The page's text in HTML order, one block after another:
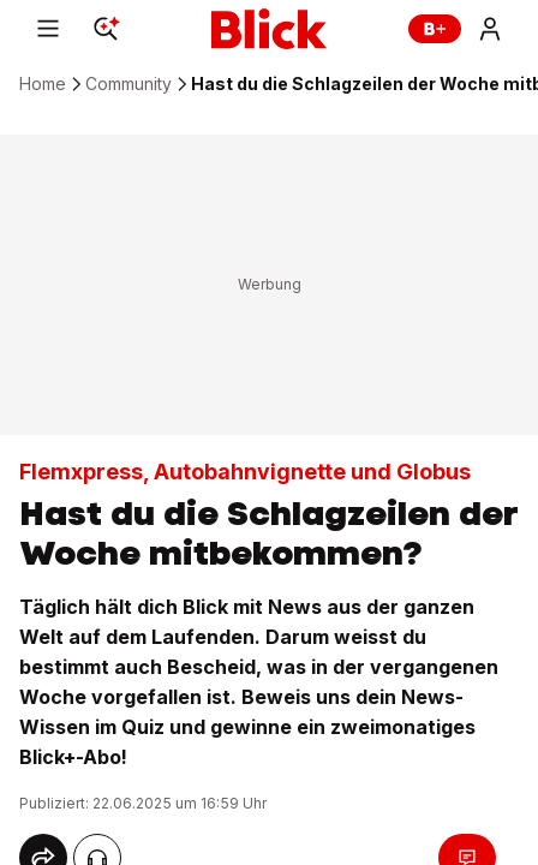
Home Community Hast du die Schlagzeilen der Woche
Flemxpress, Autobahnvignette und Globus
Hast du die Schlagzeilen der
Woche mitbekommen?
Täglich hält dich Blick mit News aus der ganzen
Welt auf dem Laufenden. Darum weisst du
bestimmt auch Bescheid, was in der vergangenen
Woche vorgefallen ist. Beweis uns dein News-
Wissen im Quiz und gewinne ein zweimonatiges
Blick+-Abo!
Publiziert: 22.06.2025 um 16:59 Uhr